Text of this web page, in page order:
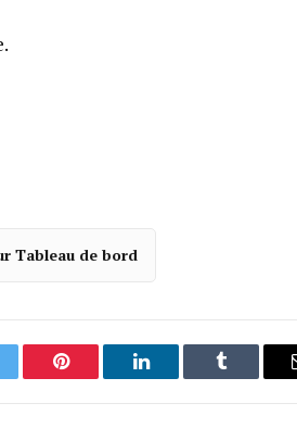
Tableau de bord
Pinterest LinkedIn Tumblr